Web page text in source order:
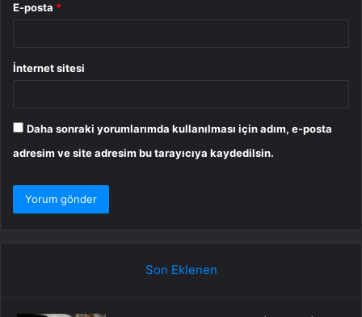
E-posta *
İnternet sitesi
Daha sonraki yorumlarımda kullanılması için adım, e-posta
adresim ve site adresim bu tarayıcıya kaydedilsin.
Son Eklenen